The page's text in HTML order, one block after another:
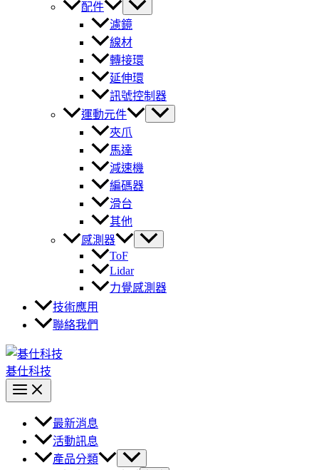
配件
濾鏡
線材
轉接環
延伸環
訊號控制器
運動元件
夾爪
馬達
減速機
編碼器
滑台
其他
感測器
ToF
Lidar
力覺感測器
技術應用
聯絡我們
碁仕科技
最新消息
活動訊息
產品分類